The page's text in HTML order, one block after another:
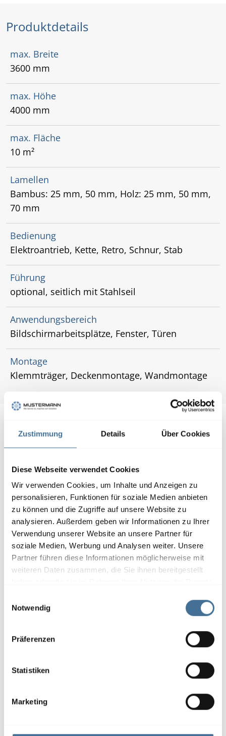
Zustimmung Details Über Cookies
Diese Webseite verwendet Cookies
Wir verwenden Cookies, um Inhalte und Anzeigen zu
personalisieren, Funktionen für soziale Medien anbieten
zu können und die Zugriffe auf unsere Website zu
analysieren. Außerdem geben wir Informationen zu Ihrer
Verwendung unserer Website an unsere Partner für
soziale Medien, Werbung und Analysen weiter. Unsere
Partner führen diese Informationen möglicherweise mit
weiteren Daten zusammen, die Sie ihnen bereitgestellt
Notwendig
Präferenzen
Statistiken
Marketing
Produktdetails
max. Breite
3600 mm
max. Höhe
4000 mm
max. Fläche
10 m²
Lamellen
Bambus: 25 mm, 50 mm, Holz: 25 mm, 50 mm,
70 mm
Bedienung
Elektroantrieb, Kette, Retro, Schnur, Stab
Führung
optional, seitlich mit Stahlseil
Anwendungsbereich
Bildschirmarbeitsplätze, Fenster, Türen
Montage
Klemmträger, Deckenmontage, Wandmontage
Lichtsteuerung und sorgen für mehr
Privatsphäre sowie eine angenehme